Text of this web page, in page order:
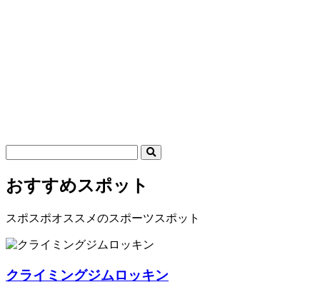
おすすめスポット
スポスポオススメのスポーツスポット
クライミングジムロッキン